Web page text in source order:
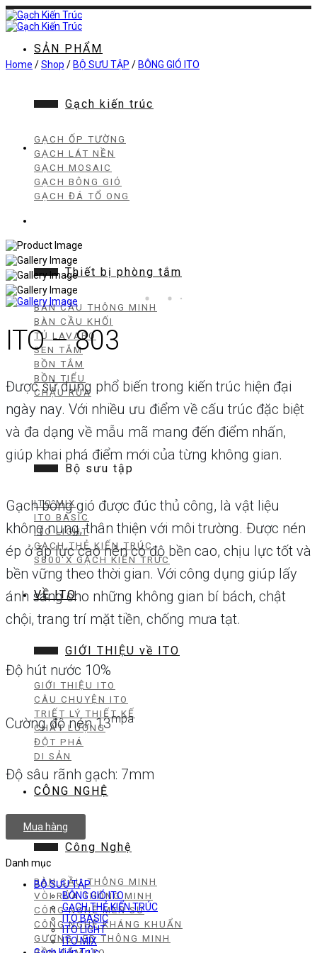
Chuyển
đến
nội
SẢN PHẨM
Gạch kiến trúc
GẠCH ỐP TƯỜNG
GẠCH LÁT NỀN
GẠCH MOSAIC
GẠCH BÔNG GIÓ
GẠCH ĐÁ TỔ ONG
Thiết bị phòng tắm
BÀN CẦU THÔNG MINH
BÀN CẦU KHỐI
TỦ LAVABO
SEN TẮM
BỒN TẮM
BỒN TIỂU
CHẬU RỬA
Bộ sưu tập
ITO MIX
ITO BASIC
ITO LIGHT
GẠCH THẺ KIẾN TRÚC
S800 X GẠCH KIẾN TRÚC
VỀ ITO
GIỚI THIỆU về ITO
GIỚI THIỆU ITO
CÂU CHUYỆN ITO
TRIẾT LÝ THIẾT KẾ
CHẤT LƯỢNG
ĐỘT PHÁ
DI SẢN
CÔNG NGHỆ
Công Nghệ
BÀN CẦU THÔNG MINH
VÒI RỬA THÔNG MINH
CÔNG NGHỆ MEN SỨ
CÔNG NGHỆ KHÁNG KHUẨN
GƯƠNG LED THÔNG MINH
Home /Shop / BỘ SƯU TẬP / BÔNG GIÓ ITO
ITO – 803
Được sử dụng phổ biến trong kiến trúc hiện đại
ngày nay. Với nhiều ưu điểm về cấu trúc đặc biệt
và đa dạng về mẫu mã mang đến điểm nhấn,
giúp khai phá điểm mới của từng không gian.
Gạch bông gió được đúc thủ công, là vật liệu
không nung, thân thiện với môi trường. Được nén
ép ở áp lực cao nên có độ bền cao, chịu lực tốt và
bền vững theo thời gian. Với công dụng giúp lấy
ánh sáng cho những không gian bí bách, chật
chội, trang trí mặt tiền, chống mưa tạt.
Độ hút nước 10%
Cường độ nén 13mpa
Độ sâu rãnh gạch: 7mm
Mua hàng
Danh mục
BỘ SƯU TẬP
BÔNG GIÓ ITO
GẠCH THẺ KIẾN TRÚC
ITO BASIC
ITO LIGHT
ITO MIX